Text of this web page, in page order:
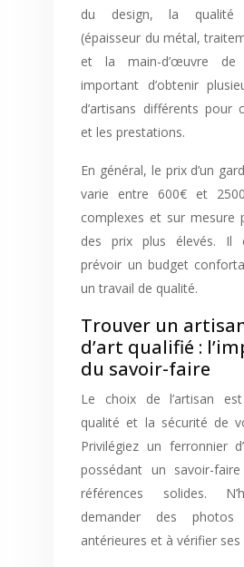
du design, la qualité
(épaisseur du métal,
et la main-d’œuvre de
important d’obtenir
d’artisans différents pour
et les prestations.
En général, le prix d’un
varie entre 600€ et
complexes et sur mesure
des prix plus élevés. Il
prévoir un budget
un travail de qualité.
Trouver un
d’art qualifié :
du savoir-faire
Le choix de l’artisan
qualité et la sécurité de
Privilégiez un ferronnier
possédant un savoir-
références solides.
demander des photos
antérieures et à vérifier